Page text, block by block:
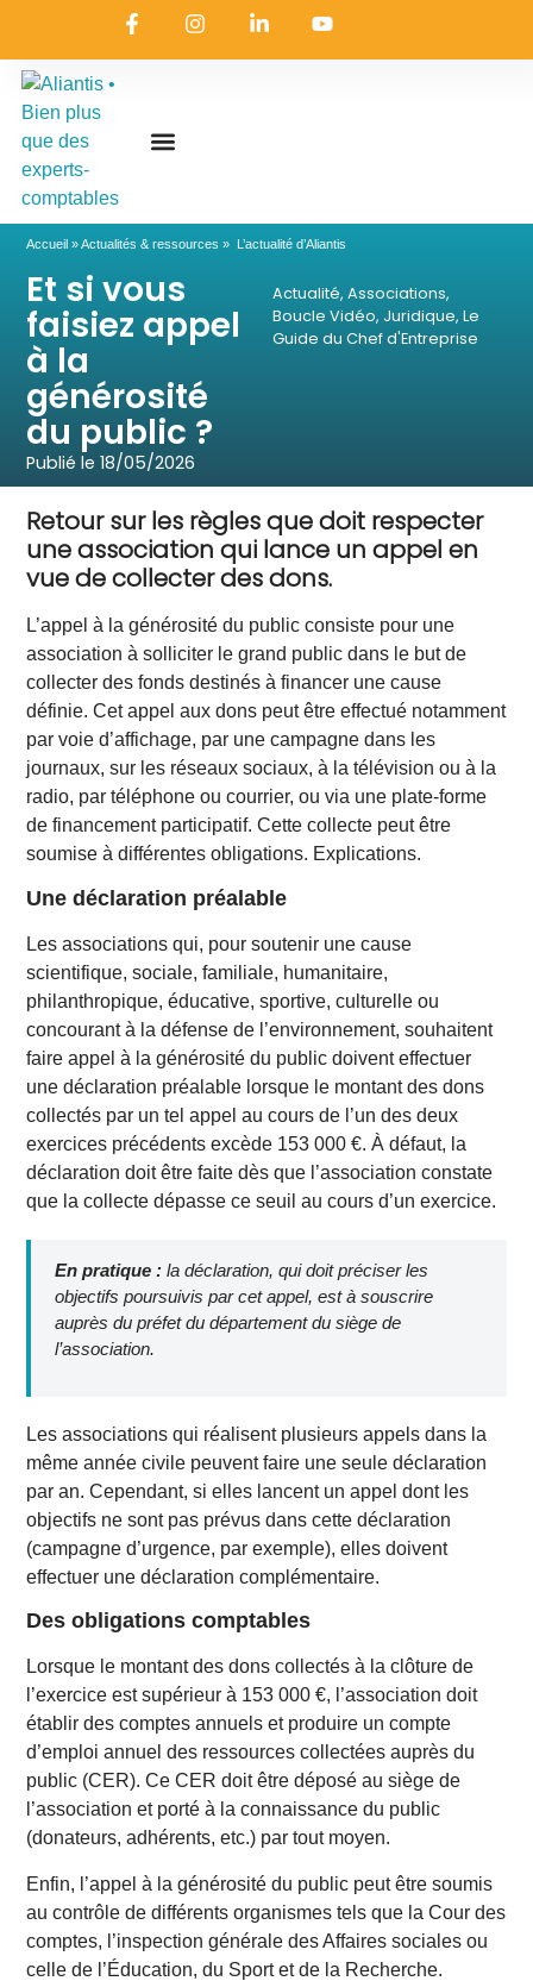
Accueil »Actualités & ressources » L’actualité d’Aliantis
Et si vous
faisiez appel
à la
générosité
du public ?
Publié le18/05/2026
Actualité, Associations,
Boucle Vidéo, Juridique, Le
Guide du Chef d'Entreprise
Retour sur les règles que doit respecter
une association qui lance un appel en
vue de collecter des dons.
L’appel à la générosité du public consiste pour une
association à solliciter le grand public dans le but de
collecter des fonds destinés à financer une cause
définie. Cet appel aux dons peut être effectué notamment
par voie d’affichage, par une campagne dans les
journaux, sur les réseaux sociaux, à la télévision ou à la
radio, par téléphone ou courrier, ou via une plate-forme
de financement participatif. Cette collecte peut être
soumise à différentes obligations. Explications.
Une déclaration préalable
Les associations qui, pour soutenir une cause
scientifique, sociale, familiale, humanitaire,
philanthropique, éducative, sportive, culturelle ou
concourant à la défense de l’environnement, souhaitent
faire appel à la générosité du public doivent effectuer
une déclaration préalable lorsque le montant des dons
collectés par un tel appel au cours de l’un des deux
exercices précédents excède 153 000 €. À défaut, la
déclaration doit être faite dès que l’association constate
que la collecte dépasse ce seuil au cours d’un exercice.
En pratique : la déclaration, qui doit préciser les
objectifs poursuivis par cet appel, est à souscrire
auprès du préfet du département du siège de
l’association.
Les associations qui réalisent plusieurs appels dans la
même année civile peuvent faire une seule déclaration
par an. Cependant, si elles lancent un appel dont les
objectifs ne sont pas prévus dans cette déclaration
(campagne d’urgence, par exemple), elles doivent
effectuer une déclaration complémentaire.
Des obligations comptables
Lorsque le montant des dons collectés à la clôture de
l’exercice est supérieur à 153 000 €, l’association doit
établir des comptes annuels et produire un compte
d’emploi annuel des ressources collectées auprès du
public (CER). Ce CER doit être déposé au siège de
l’association et porté à la connaissance du public
(donateurs, adhérents, etc.) par tout moyen.
Enfin, l’appel à la générosité du public peut être soumis
au contrôle de différents organismes tels que la Cour des
comptes, l’inspection générale des Affaires sociales ou
celle de l’Éducation, du Sport et de la Recherche.